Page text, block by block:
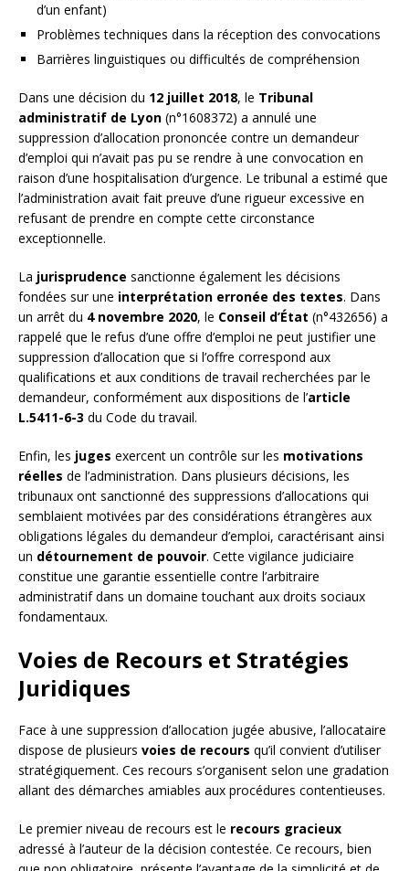
d’un enfant)
Problèmes techniques dans la réception des convocations
Barrières linguistiques ou difficultés de compréhension
Dans une décision du 12 juillet 2018, le Tribunal
administratif de Lyon (n°1608372) a annulé une
suppression d’allocation prononcée contre un demandeur
d’emploi qui n’avait pas pu se rendre à une convocation en
raison d’une hospitalisation d’urgence. Le tribunal a estimé que
l’administration avait fait preuve d’une rigueur excessive en
refusant de prendre en compte cette circonstance
exceptionnelle.
La jurisprudence sanctionne également les décisions
fondées sur une interprétation erronée des textes. Dans
un arrêt du 4 novembre 2020, le Conseil d’État (n°432656) a
rappelé que le refus d’une offre d’emploi ne peut justifier une
suppression d’allocation que si l’offre correspond aux
qualifications et aux conditions de travail recherchées par le
demandeur, conformément aux dispositions de l’article
L.5411-6-3 du Code du travail.
Enfin, les juges exercent un contrôle sur les motivations
réelles de l’administration. Dans plusieurs décisions, les
tribunaux ont sanctionné des suppressions d’allocations qui
semblaient motivées par des considérations étrangères aux
obligations légales du demandeur d’emploi, caractérisant ainsi
un détournement de pouvoir. Cette vigilance judiciaire
constitue une garantie essentielle contre l’arbitraire
administratif dans un domaine touchant aux droits sociaux
fondamentaux.
Voies de Recours et Stratégies
Juridiques
Face à une suppression d’allocation jugée abusive, l’allocataire
dispose de plusieurs voies de recours qu’il convient d’utiliser
stratégiquement. Ces recours s’organisent selon une gradation
allant des démarches amiables aux procédures contentieuses.
Le premier niveau de recours est le recours gracieux
adressé à l’auteur de la décision contestée. Ce recours, bien